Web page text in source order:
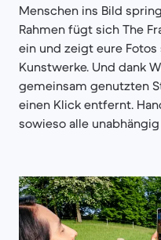
Menschen ins Bild
Rahmen fügt sich The
ein und zeigt eure Fotos
Kunstwerke. Und dank
gemeinsam genutzten
einen Klick entfernt.
sowieso alle